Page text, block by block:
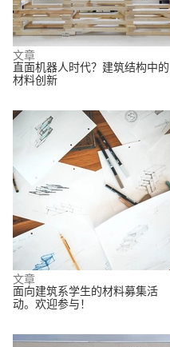
文章
直面机器人时代？建筑结构中的
材料创新
文章
面向建筑系学生的材料募集活
动。欢迎参与！